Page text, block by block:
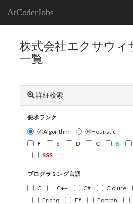
AtCoderJobs
株式会社エクサウィ
一覧
詳細検索
要求ランク
ⒶAlgorithm
ⒽHeuristic
F
E D C B
SSS
プログラミング言語
C
C++ C# Clojure
Erlang
F# Fortran